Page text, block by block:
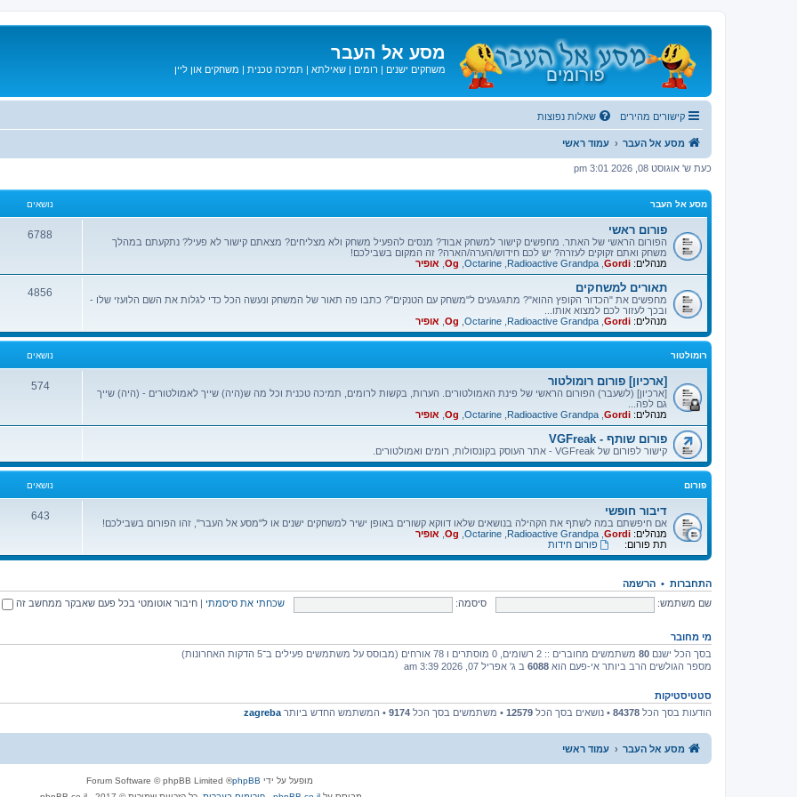
מסע אל העבר
משחקים ישנים | רומים | שאילתא | תמיכה טכנית | משחקים און ליין
קישורים מהירים שאלות נפוצות
מסע אל העבר עמוד ראשי
כעת ש' אוגוסט 08, 2026 3:01 pm
מסע אל העבר נושאים
פורום ראשי
הפורום הראשי של האתר. מחפשים קישור למשחק אבוד? מנסים להפעיל משחק ולא מצליחים? מצאתם קישור לא פעיל? נתקעתם במהלך
משחק ואתם זקוקים לעזרה? יש לכם חידוש/הערה/הארה? זה המקום בשבילכם!
מנהלים: Gordi
Radioactive Grandpa
Octarine
Og אופיר
6788
תאורים למשחקים
מחפשים את "הכדור הקופץ ההוא"? מתגעגעים ל"משחק עם הטנקים"? כתבו פה תאור של המשחק ונעשה הכל כדי לגלות את השם הלועזי שלו -
ובכך לעזור לכם למצוא אותו...
מנהלים: Gordi
Radioactive Grandpa
Octarine
Og אופיר
4856
רומולטור נושאים
[ארכיון] פורום רומולטור
[ארכיון] (לשעבר) הפורום הראשי של פינת האמולטורים. הערות, בקשות לרומים, תמיכה טכנית וכל מה ש(היה) שייך לאמולטורים - (היה) שייך
גם לפה...
מנהלים: Gordi
Radioactive Grandpa
Octarine
Og אופיר
574
פורום שותף - VGFreak
קישור לפורום של VGFreak - אתר העוסק בקונסולות, רומים ואמולטורים.
פורום נושאים
דיבור חופשי
אם חיפשתם במה לשתף את הקהילה בנושאים שלאו דווקא קשורים באופן ישיר למשחקים ישנים או ל"מסע אל העבר", זהו הפורום בשבילכם!
מנהלים: Gordi
Radioactive Grandpa
Octarine
Og אופיר
תת פורום:
פורום חידות
643
התחברות • הרשמה
שם משתמש:
סיסמה: שכחתי את סיסמתי חיבור אוטומטי בכל פעם שאבקר ממחשב זה
מי מחובר
בסך הכל ישנם 80 משתמשים מחוברים :: 2 רשומים, 0 מוסתרים ו 78 אורחים (מבוסס על משתמשים פעילים ב־5 הדקות האחרונות)
מספר הגולשים הרב ביותר אי-פעם הוא 6088 ב ג' אפריל 07, 2026 3:39 am
סטטיסטיקות
הודעות בסך הכל 84378 • נושאים בסך הכל 12579 • משתמשים בסך הכל 9174 • המשתמש החדש ביותר zagreba
מסע אל העבר עמוד ראשי
מופעל על ידי phpBB
® Forum Software © phpBB Limited